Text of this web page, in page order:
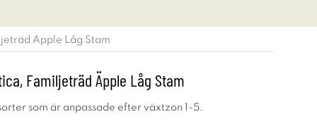
Äpple Låg Stam
Familjeträd Äpple Låg Stam
som är anpassade efter växtzon 1-5.